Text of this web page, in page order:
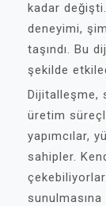
kadar
deneyimi,
taşındı. Bu
şekilde
Dijitalleşme,
üretim
yapımcılar,
sahipler.